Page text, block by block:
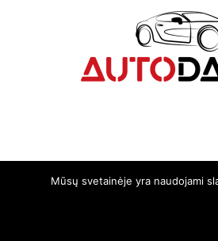
Mūsų svetainėje yra naudojami